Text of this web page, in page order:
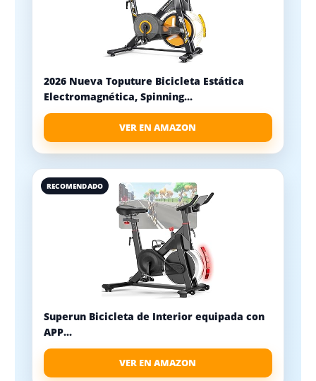
2026 Nueva Toputure Bicicleta Estática
Electromagnética, Spinning...
VER EN AMAZON
RECOMENDADO
Superun Bicicleta de Interior equipada con
APP...
VER EN AMAZON